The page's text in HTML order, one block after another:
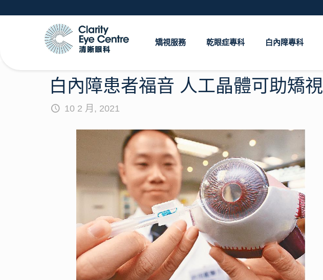
矯視服務 乾眼症專科 白內障專科
白內障患者福音 人工晶體可助矯視
10 2 月, 2021